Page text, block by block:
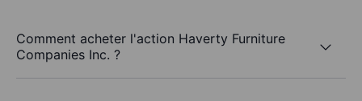
Comment acheter l'action Haverty Furniture
Companies Inc. ?